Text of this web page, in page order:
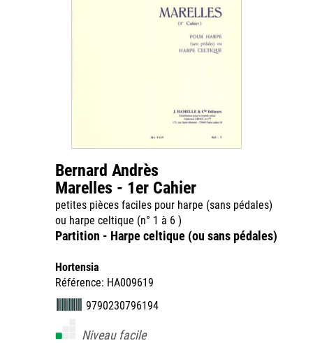
Bernard Andrès
Marelles - 1er Cahier
petites pièces faciles pour harpe (sans pédales)
ou harpe celtique (n° 1 à 6 )
Partition - Harpe celtique (ou sans pédales)
Hortensia
Référence: HA009619
9790230796194
Niveau facile